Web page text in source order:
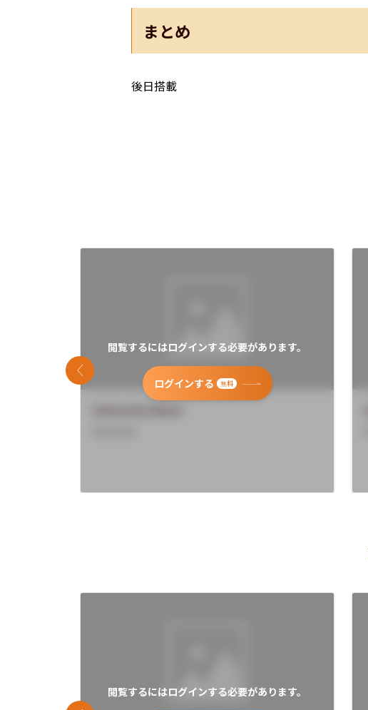
まとめ
後日搭載
閲覧するにはログインする必要があります。
ログインする 無料
前のスライド
閲覧するにはログインする必要があります。